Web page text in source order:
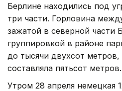
Берлине находились под
три части. Горловина
зажатой в северной части
группировкой в районе
до тысячи двухсот
составляла пятьсот метров.
Утром 28 апреля немецкая